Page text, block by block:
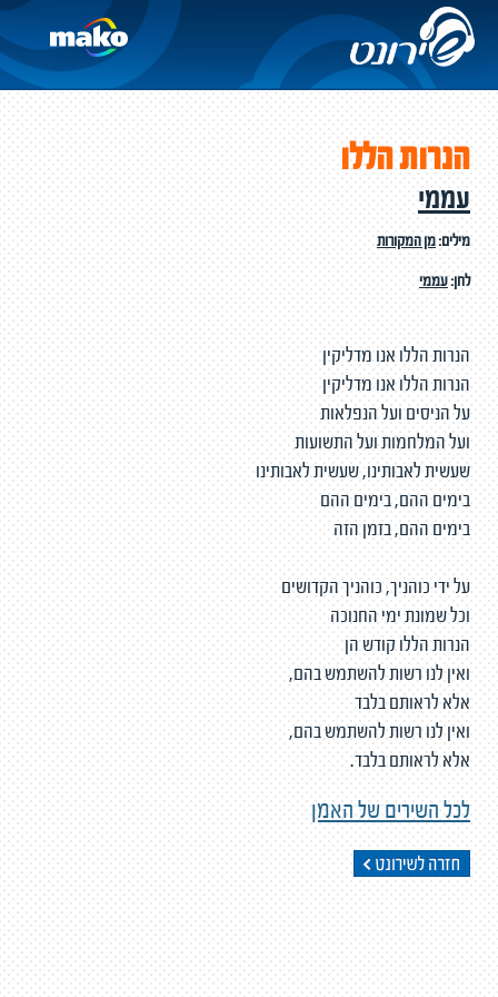
הנרות הללו
עממי
מילים:מן המקורות
לחן:עממי
הנרות הללו אנו מדליקין
הנרות הללו אנו מדליקין
על הניסים ועל הנפלאות
ועל המלחמות ועל התשועות
שעשית לאבותינו, שעשית לאבותינו
בימים ההם, בימים ההם
בימים ההם, בזמן הזה
על ידי כוהניך, כוהניך הקדושים
וכל שמונת ימי החנוכה
הנרות הללו קודש הן
ואין לנו רשות להשתמש בהם,
אלא לראותם בלבד
ואין לנו רשות להשתמש בהם,
אלא לראותם בלבד.
לכל השירים של האמן